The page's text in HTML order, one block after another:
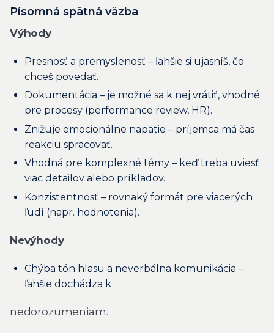
Písomná spätná väzba
Výhody
Presnosť a premyslenosť – ľahšie si ujasníš, čo
chceš povedať.
Dokumentácia – je možné sa k nej vrátiť, vhodné
pre procesy (performance review, HR).
Znižuje emocionálne napätie – príjemca má čas
reakciu spracovať.
Vhodná pre komplexné témy – keď treba uviesť
viac detailov alebo príkladov.
Konzistentnosť – rovnaký formát pre viacerých
ľudí (napr. hodnotenia).
Nevýhody
Chýba tón hlasu a neverbálna komunikácia –
ľahšie dochádza k
nedorozumeniam.